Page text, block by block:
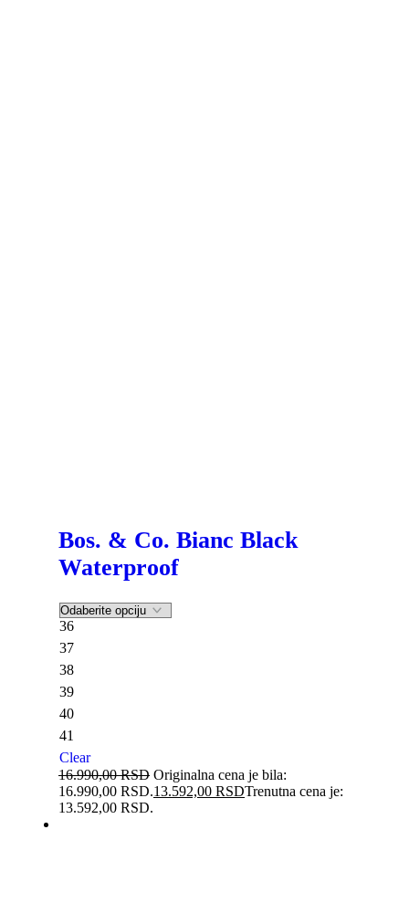
Bos. & Co. Bianc Black
Waterproof
36
37
38
39
40
41
Clear
16.990,00RSD Originalna cena je bila:
16.990,00 RSD.13.592,00 RSDTrenutna cena je:
13.592,00 RSD.